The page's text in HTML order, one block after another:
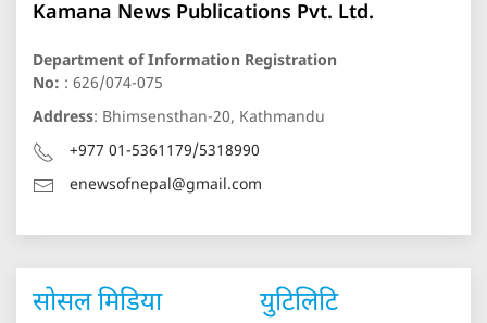
Kamana News Publications Pvt. Ltd.
Department of Information Registration
No: : 626/074-075
Address: Bhimsensthan-20, Kathmandu
+977 01-5361179/5318990
enewsofnepal@gmail.com
सोसल मिडिया युटिलिटि